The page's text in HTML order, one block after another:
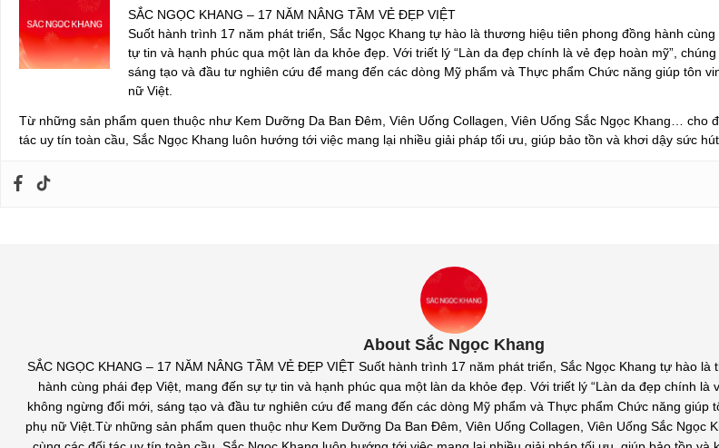
SẮC NGỌC KHANG – 17 NĂM NÂNG TẦM VẺ ĐẸP VIỆT
Suốt hành trình 17 năm phát triển, Sắc Ngọc Khang tự hào là thương hiệu tiên phong đồng hành
tự tin và hạnh phúc qua một làn da khỏe đẹp. Với triết lý “Làn da đẹp chính là vẻ đẹp hoàn mỹ”,
sáng tạo và đầu tư nghiên cứu để mang đến các dòng Mỹ phẩm và Thực phẩm Chức năng giúp tôn
nữ Việt.
Từ những sản phẩm quen thuộc như Kem Dưỡng Da Ban Đêm, Viên Uống Collagen, Viên Uống Sắc Ngọc Khang… cho
tác uy tín toàn cầu, Sắc Ngọc Khang luôn hướng tới việc mang lại nhiều giải pháp tối ưu, giúp bảo tồn và khơi dậy sức
About Sắc Ngọc Khang
SẮC NGỌC KHANG – 17 NĂM NÂNG TẦM VẺ ĐẸP VIỆT Suốt hành trình 17 năm phát triển, Sắc Ngọc Khang tự hào
hành cùng phái đẹp Việt, mang đến sự tự tin và hạnh phúc qua một làn da khỏe đẹp. Với triết lý “Làn da đẹp chính là
không ngừng đổi mới, sáng tạo và đầu tư nghiên cứu để mang đến các dòng Mỹ phẩm và Thực phẩm Chức năng giúp
phụ nữ Việt.Từ những sản phẩm quen thuộc như Kem Dưỡng Da Ban Đêm, Viên Uống Collagen, Viên Uống Sắc Ngọc